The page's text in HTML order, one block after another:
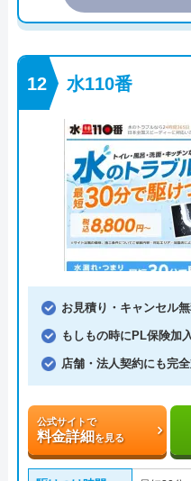
水110番
お見積り・キャンセル
もしもの時にPL保険加
店舗・法人契約にも完
公式サイトで
料金詳細を見る